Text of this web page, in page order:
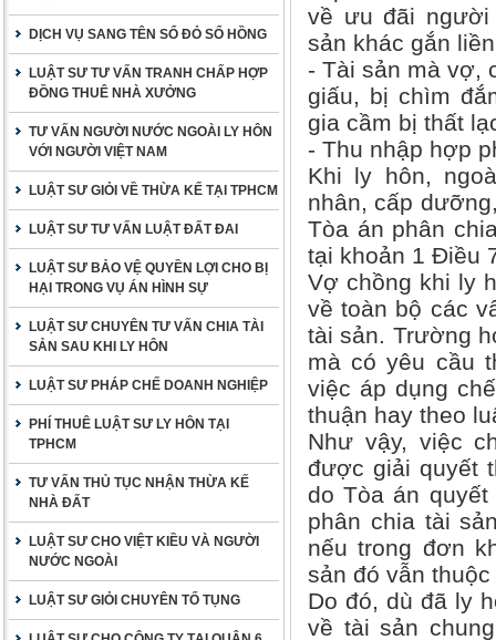
DỊCH VỤ SANG TÊN SỔ ĐỎ SỔ HỒNG
LUẬT SƯ TƯ VẤN TRANH CHẤP HỢP
ĐỒNG THUÊ NHÀ XƯỞNG
TƯ VẤN NGƯỜI NƯỚC NGOÀI LY HÔN
VỚI NGƯỜI VIỆT NAM
LUẬT SƯ GIỎI VỀ THỪA KẾ TẠI TPHCM
LUẬT SƯ TƯ VẤN LUẬT ĐẤT ĐAI
LUẬT SƯ BẢO VỆ QUYỀN LỢI CHO BỊ
HẠI TRONG VỤ ÁN HÌNH SỰ
LUẬT SƯ CHUYÊN TƯ VẤN CHIA TÀI
SẢN SAU KHI LY HÔN
LUẬT SƯ PHÁP CHẾ DOANH NGHIỆP
PHÍ THUÊ LUẬT SƯ LY HÔN TẠI
TPHCM
TƯ VẤN THỦ TỤC NHẬN THỪA KẾ
NHÀ ĐẤT
LUẬT SƯ CHO VIỆT KIỀU VÀ NGƯỜI
NƯỚC NGOÀI
LUẬT SƯ GIỎI CHUYÊN TỐ TỤNG
về ưu đãi người
sản khác gắn
- Tài sản mà vợ,
giấu, bị chìm
gia cầm bị thất
- Thu nhập hợp
Khi ly hôn,
nhân, cấp
Tòa án phân
tại khoản 1 Điều
Vợ chồng khi ly
về toàn bộ các
tài sản. Trường
mà có yêu cầu
việc áp dụng
thuận hay theo
Như vậy, việc
được giải quyết
do Tòa án
phân chia tài
nếu trong đơn
sản đó vẫn
Do đó, dù đã ly
về tài sản